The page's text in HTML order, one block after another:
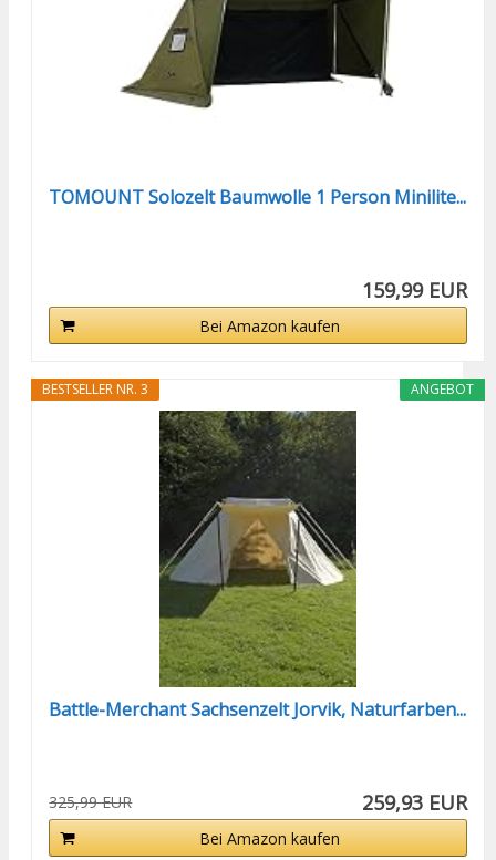
TOMOUNT Solozelt Baumwolle 1 Person Minilite...
159,99 EUR
Bei Amazon kaufen
ANGEBOT
BESTSELLER NR. 3
Battle-Merchant Sachsenzelt Jorvik, Naturfarben...
325,99 EUR 259,93 EUR
Bei Amazon kaufen